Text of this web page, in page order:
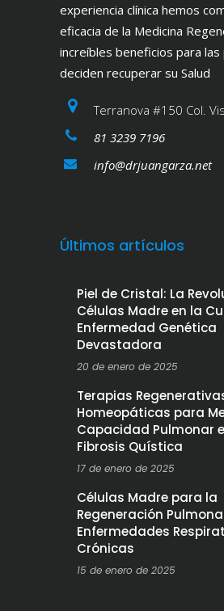
experiencia clínica hemos
eficacia de la Medicina
increíbles beneficios para
deciden recuperar su Salud
Terranova #150 Col.
81 3239 7196
info@drjuangarza.net
Últimos artículos
Piel de Cristal: La
Células Madre en la
Enfermedad Genética
Devastadora
20 de enero de 2025
Terapias
Homeopáticas para
Capacidad Pulmonar
Fibrosis Quística
17 de enero de 2025
Células Madre para la
Regeneración
Enfermedades
Crónicas
15 de enero de 2025